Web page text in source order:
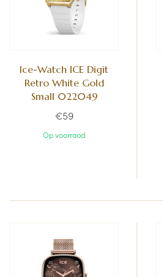
Ice-Watch ICE Digit
Retro White Gold
Small 022049
€59
Op voorraad